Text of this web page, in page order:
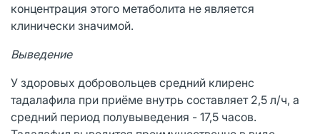
концентрация этого метаболита не является
клинически значимой.
Выведение
У здоровых добровольцев средний клиренс
тадалафила при приёме внутрь составляет 2,5 л/ч, а
средний период полувыведения - 17,5 часов.